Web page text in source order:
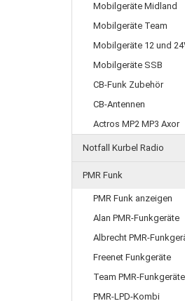
Mobilgeräte Midland
Mobilgeräte Team
Mobilgeräte 12 und
Mobilgeräte SSB
CB-Funk Zubehör
CB-Antennen
Actros MP2 MP3 Axor
Notfall Kurbel Radio
PMR Funk
PMR Funk anzeigen
Alan PMR-Funkgeräte
Albrecht PMR-
Freenet Funkgeräte
Team PMR-Funkgeräte
PMR-LPD-Kombi